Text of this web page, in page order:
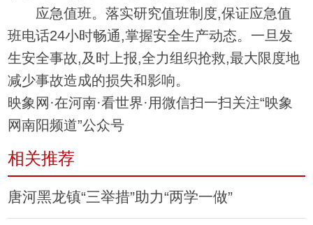
应急值班。落实研究值班制度,保证应急值
班电话24小时畅通,掌握安全生产动态。一旦发
生安全事故,及时上报,全力组织抢救,最大限度地
减少事故造成的损失和影响。
映象网·在河南·看世界·用微信扫一扫关注“映象
网南阳频道”公众号
相关推荐
唐河黑龙镇“三举措”助力“两学一做”